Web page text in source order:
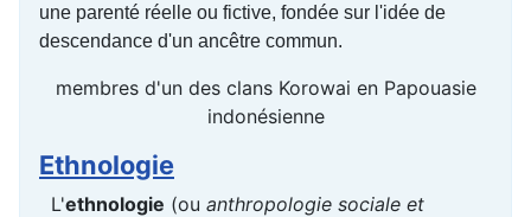
une parenté réelle ou fictive, fondée sur l'idée de
descendance d'un ancêtre commun.
membres d'un des clans Korowai en Papouasie
indonésienne
Ethnologie
L'ethnologie (ou anthropologie sociale et